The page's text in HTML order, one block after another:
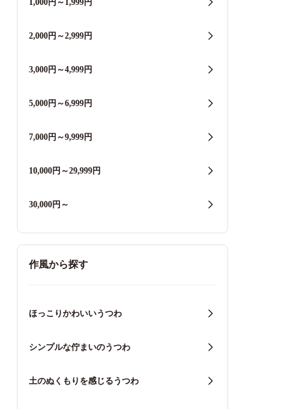
1,000円～1,999円
2,000円～2,999円
3,000円～4,999円
5,000円～6,999円
7,000円～9,999円
10,000円～29,999円
30,000円～
作風から探す
ほっこりかわいいうつわ
シンプルな佇まいのうつわ
土のぬくもりを感じるうつわ